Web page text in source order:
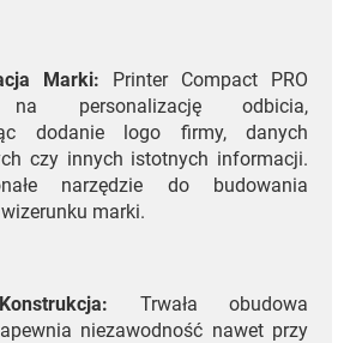
Marki: Printer Compact PRO
na personalizację odbicia,
dodanie logo firmy, danych
czy innych istotnych informacji.
narzędzie do budowania
marki.
Trwała obudowa
niezawodność nawet przy